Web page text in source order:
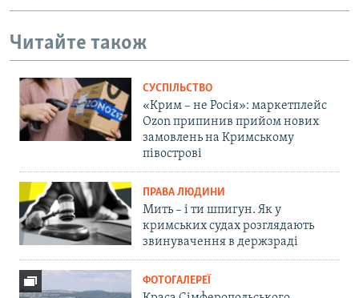
Читайте також
СУСПІЛЬСТВО
«Крим – не Росія»: маркетплейс
Ozon припинив прийом нових
замовлень на Кримському
півострові
ПРАВА ЛЮДИНИ
Мить – і ти шпигун. Як у
кримських судах розглядають
звинувачення в держзраді
ФОТОГАЛЕРЕЇ